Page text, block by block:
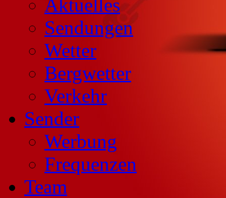
Aktuelles
Sendungen
Wetter
Bergwetter
Verkehr
Sender
Werbung
Frequenzen
Team